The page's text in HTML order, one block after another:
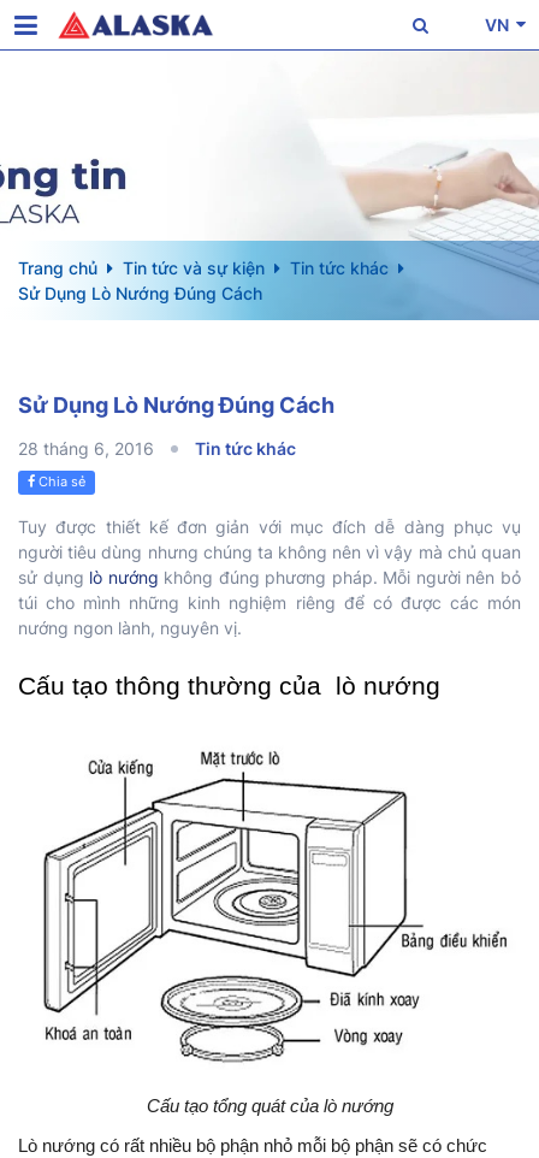
VN
Trang chủ Tin tức và sự kiện
Tin tức khác
Sử Dụng Lò Nướng Đúng Cách
Sử Dụng Lò Nướng Đúng Cách
28 tháng 6, 2016 Tin tức khác
Chia sẻ
Tuy được thiết kế đơn giản với mục đích dễ dàng phục vụ
người tiêu dùng nhưng chúng ta không nên vì vậy mà chủ quan
sử dụng lò nướng không đúng phương pháp. Mỗi người nên bỏ
túi cho mình những kinh nghiệm riêng để có được các món
nướng ngon lành, nguyên vị.
Cấu tạo thông thường của  lò nướng
Cấu tạo tổng quát của lò nướng
Lò nướng có rất nhiều bộ phận nhỏ mỗi bộ phận sẽ có chức